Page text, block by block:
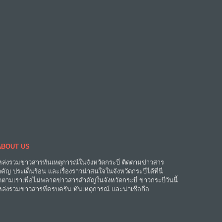
US
งรวมข่าวสารทันเหตุการณ์ในจังหวัดกระบี่ ติดตามข่าวสาร
ญ ประเด็นร้อน และเรื่องราวน่าสนใจในจังหวัดกระบี่ได้ที่นี่
ามเราเพื่อไม่พลาดข่าวสารสำคัญในจังหวัดกระบี่ ข่าวกระบี่วันนี้
งรวมข่าวสารที่ครบครัน ทันเหตุการณ์ และน่าเชื่อถือ